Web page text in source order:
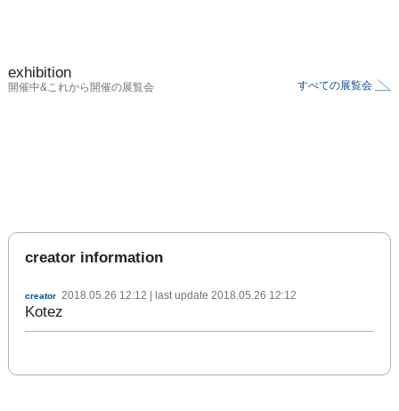
exhibition
開催中&これから開催の展覧会 すべての展覧会
creator information
creator 2018.05.26 12:12 | last update 2018.05.26 12:12
Kotez